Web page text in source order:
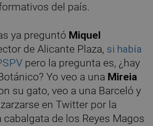
del país.
ya preguntó Miquel
de Alicante Plaza, si había
pero la pregunta es, ¿hay
Yo veo a una Mireia
su gato, veo a una Barceló y
en Twitter por la
de los Reyes Magos